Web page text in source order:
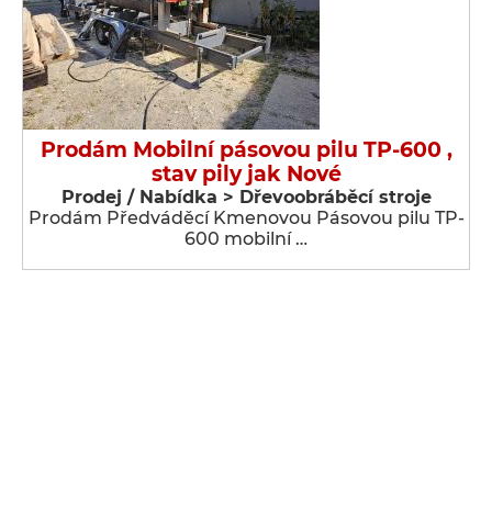
Prodám Mobilní pásovou pilu TP-600 ,
stav pily jak Nové
Prodej / Nabídka > Dřevoobráběcí stroje
Prodám Předváděcí Kmenovou Pásovou pilu TP-
600 mobilní …